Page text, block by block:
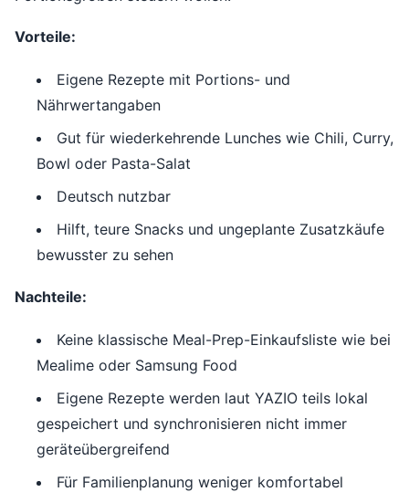
Vorteile:
Eigene Rezepte mit Portions- und
Nährwertangaben
Gut für wiederkehrende Lunches wie Chili, Curry,
Bowl oder Pasta-Salat
Deutsch nutzbar
Hilft, teure Snacks und ungeplante Zusatzkäufe
bewusster zu sehen
Nachteile:
Keine klassische Meal-Prep-Einkaufsliste wie bei
Mealime oder Samsung Food
Eigene Rezepte werden laut YAZIO teils lokal
gespeichert und synchronisieren nicht immer
geräteübergreifend
Für Familienplanung weniger komfortabel